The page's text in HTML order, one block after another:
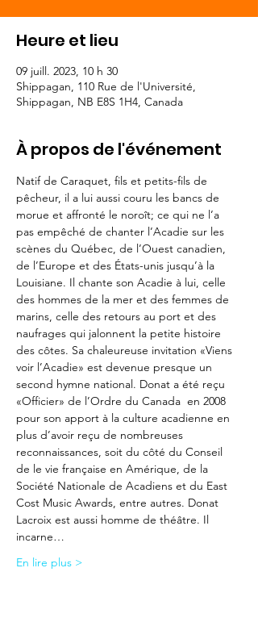
Heure et lieu
09 juill. 2023, 10 h 30
Shippagan, 110 Rue de l'Université,
Shippagan, NB E8S 1H4, Canada
À propos de l'événement
Natif de Caraquet, fils et petits-fils de
pêcheur, il a lui aussi couru les bancs de
morue et affronté le noroît; ce qui ne l’a
pas empêché de chanter l’Acadie sur les
scènes du Québec, de l’Ouest canadien,
de l’Europe et des États-unis jusqu’à la
Louisiane. Il chante son Acadie à lui, celle
des hommes de la mer et des femmes de
marins, celle des retours au port et des
naufrages qui jalonnent la petite histoire
des côtes. Sa chaleureuse invitation «Viens
voir l’Acadie» est devenue presque un
second hymne national. Donat a été reçu
«Officier» de l’Ordre du Canada  en 2008
pour son apport à la culture acadienne en
plus d’avoir reçu de nombreuses
reconnaissances, soit du côté du Conseil
de le vie française en Amérique, de la
Société Nationale de Acadiens et du East
Cost Music Awards, entre autres. Donat
Lacroix est aussi homme de théâtre. Il
incarne…
En lire plus >